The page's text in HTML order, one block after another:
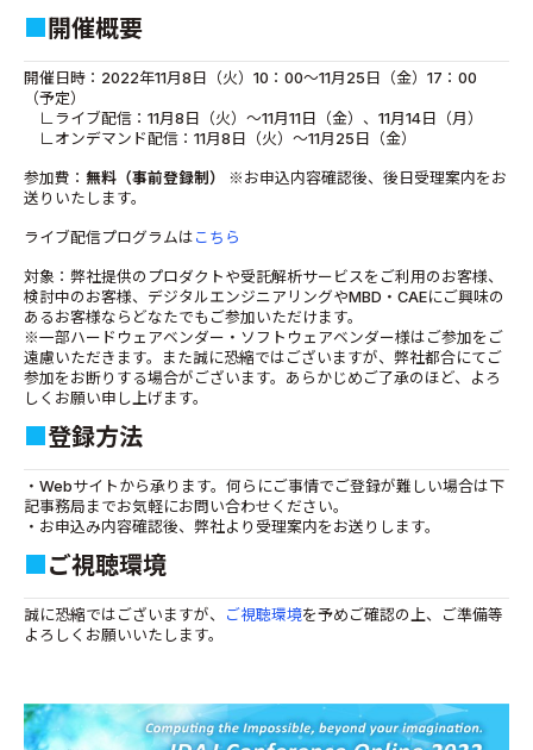
開催概要
開催日時：2022年11月8日（火）10：00～11月25日（金）17：00
（予定）
∟ライブ配信：11月8日（火）～11月11日（金）、11月14日（月）
∟オンデマンド配信：11月8日（火）～11月25日（金）
参加費： 無料（事前登録制）
※お申込内容確認後、後日受理案内をお
送りいたします。
ライブ配信プログラムは こちら
対象：弊社提供のプロダクトや受託解析サービスをご利用のお客様、
検討中のお客様、デジタルエンジニアリングやMBD・CAEにご興味の
あるお客様ならどなたでもご参加いただけます。
※一部ハードウェアベンダー・ソフトウェアベンダー様はご参加をご
遠慮いただきます。また誠に恐縮ではございますが、弊社都合にてご
参加をお断りする場合がございます。あらかじめご了承のほど、よろ
しくお願い申し上げます。
登録方法
・Webサイトから承ります。何らにご事情でご登録が難しい場合は下
記事務局までお気軽にお問い合わせください。
・お申込み内容確認後、弊社より受理案内をお送りします。
ご視聴環境
誠に恐縮ではございますが、 ご視聴環境を予めご確認の上、ご準備等
よろしくお願いいたします。